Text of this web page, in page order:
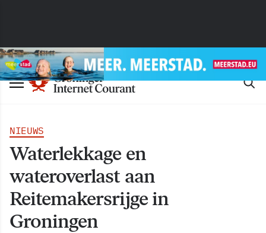
NIEUWS
Waterlekkage en
wateroverlast aan
Reitemakersrijge in
Groningen